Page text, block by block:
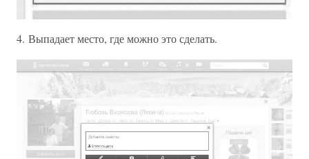
4. Выпадает место, где можно это сделать.